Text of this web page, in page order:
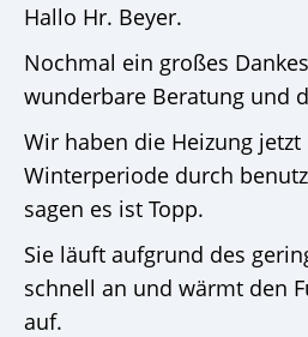
Hallo Hr. Beyer.
Nochmal ein großes
wunderbare Beratung und
Wir haben die Heizung jetzt
Winterperiode durch
sagen es ist Topp.
Sie läuft aufgrund des
schnell an und wärmt den
auf.